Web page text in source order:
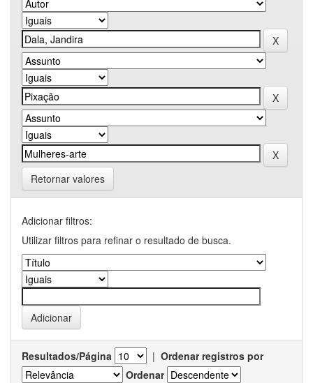
Retornar valores
Adicionar filtros:
Utilizar filtros para refinar o resultado de busca.
Resultados/Página | Ordenar registros por
Ordenar